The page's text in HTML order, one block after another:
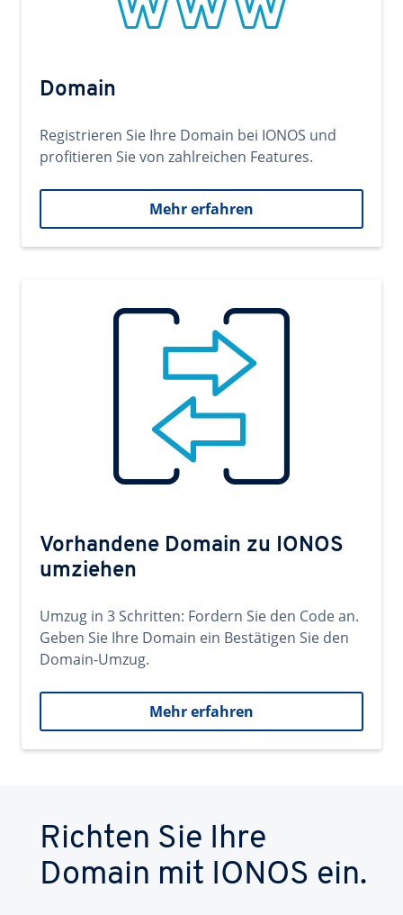
Domain
Registrieren Sie Ihre Domain bei IONOS und
profitieren Sie von zahlreichen Features.
Mehr erfahren
Vorhandene Domain zu IONOS
umziehen
Umzug in 3 Schritten: Fordern Sie den Code an.
Geben Sie Ihre Domain ein Bestätigen Sie den
Domain-Umzug.
Mehr erfahren
Richten Sie Ihre
Domain mit IONOS ein.